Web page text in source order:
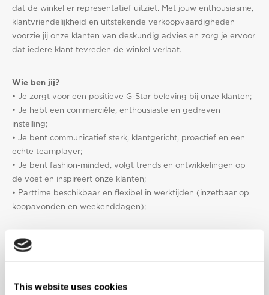
This website uses cookies
dat de winkel er representatief uitziet. Met jouw enthousiasme,
klantvriendelijkheid en uitstekende verkoopvaardigheden
voorzie jij onze klanten van deskundig advies en zorg je ervoor
dat iedere klant tevreden de winkel verlaat.
Wie ben jij?
• Je zorgt voor een positieve G-Star beleving bij onze klanten;
• Je hebt een commerciële, enthousiaste en gedreven
instelling;
• Je bent communicatief sterk, klantgericht, proactief en een
echte teamplayer;
• Je bent fashion-minded, volgt trends en ontwikkelingen op
de voet en inspireert onze klanten;
• Parttime beschikbaar en flexibel in werktijden (inzetbaar op
koopavonden en weekenddagen);
Wat bieden wij:
Naast een competitief salaris, biedt werken bij G-Star zoveel